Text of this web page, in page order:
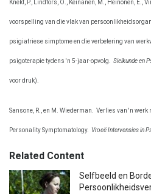
Knekt, P., Lindfors, O., Keinanen, M., Heinonen, E.,
voorspelling van die vlak van
psigiatriese simptome en die verbetering van
psigoterapie tydens 'n 5-jaar-opvolg. Sielkunde en
voor druk).
Sansone, R., en M. Wiederman. Verlies van 'n werk
Personality Symptomatology. Vroeë Intervensies in
Related Content
Selfbeeld en